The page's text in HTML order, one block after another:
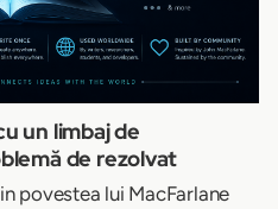
un limbaj de
de rezolvat
povestea lui MacFarlane